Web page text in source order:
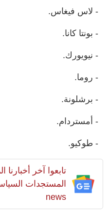
- لاس فيغاس.
- بونتا كانا.
- نيويورك.
- روما.
- برشلونة.
- أمستردام.
- طوكيو.
تابعوا آخر أخبارنا
news